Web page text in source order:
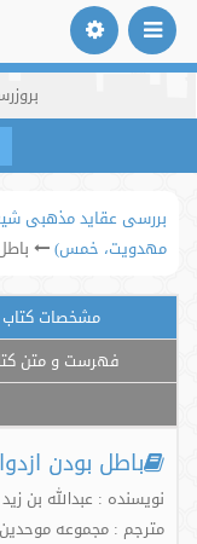
بررسی عقاید مذهبی
مهدویت، خمس)
مشخصات کتاب
فهرست و متن
باطل بودن
نویسنده : عبدالله بن
مترجم : مجموعه موحدین